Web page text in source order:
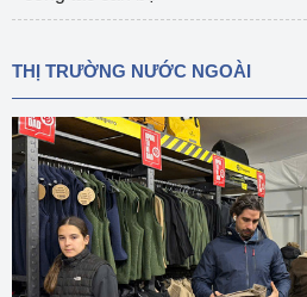
THỊ TRƯỜNG NƯỚC NGOÀI